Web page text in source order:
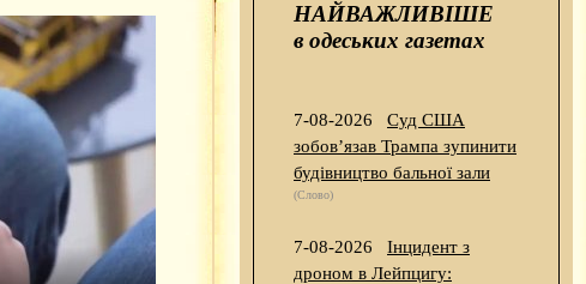
НАЙВАЖЛИВІШЕ
в одеських газетах
7-08-2026
Суд США
зобов’язав Трампа зупинити
будівництво бальної зали
(Слово)
7-08-2026
Інцидент з
дроном в Лейпцигу: